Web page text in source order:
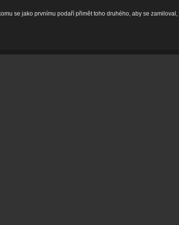
se jako prvnímu podaří přimět toho druhého, aby se